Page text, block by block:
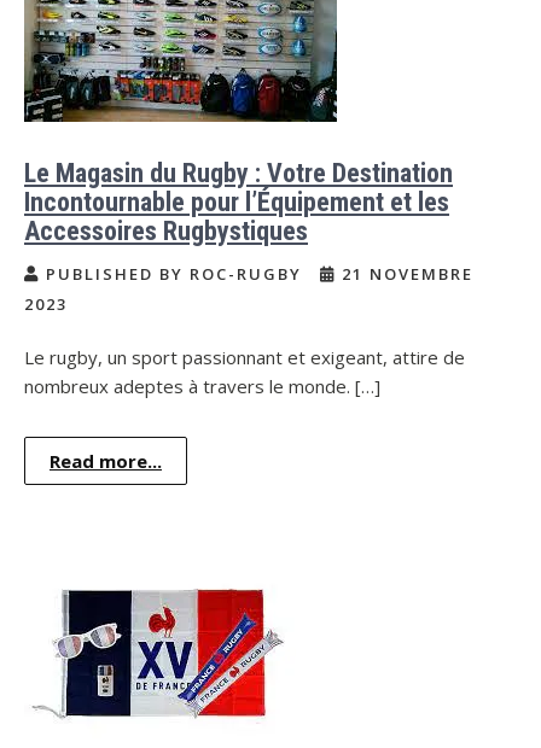
Le Magasin du Rugby : Votre Destination
Incontournable pour l’Équipement et les
Accessoires Rugbystiques
PUBLISHED BY ROC-RUGBY
21 NOVEMBRE
2023
Le rugby, un sport passionnant et exigeant, attire de
nombreux adeptes à travers le monde. […]
Read more...